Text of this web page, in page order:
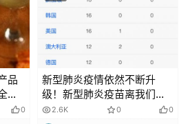
品
覆
0
新型肺炎疫情依然不断升
级！新型肺炎疫苗离我们还
有多远？
2.6K 0 0